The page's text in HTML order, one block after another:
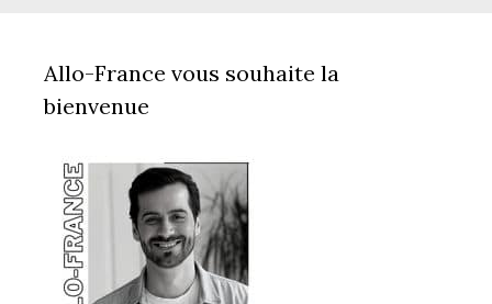
Allo-France vous souhaite la
bienvenue